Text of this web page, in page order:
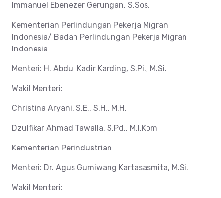
Immanuel Ebenezer Gerungan, S.Sos.
Kementerian Perlindungan Pekerja Migran
Indonesia/ Badan Perlindungan Pekerja Migran
Indonesia
Menteri: H. Abdul Kadir Karding, S.Pi., M.Si.
Wakil Menteri:
Christina Aryani, S.E., S.H., M.H.
Dzulfikar Ahmad Tawalla, S.Pd., M.I.Kom
Kementerian Perindustrian
Menteri: Dr. Agus Gumiwang Kartasasmita, M.Si.
Wakil Menteri: